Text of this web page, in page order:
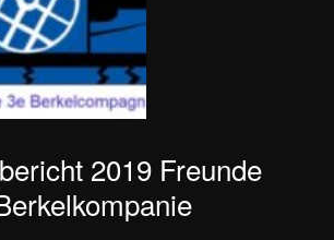
2019 Freunde